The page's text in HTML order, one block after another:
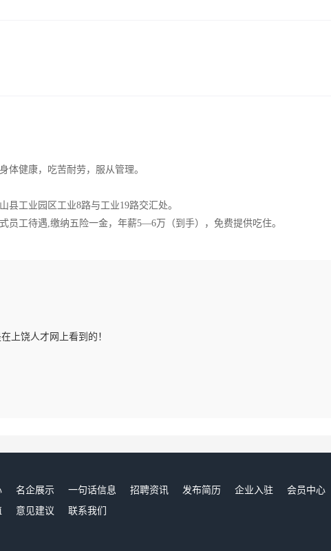
体健康，吃苦耐劳，服从管理。
县工业园区工业8路与工业19路交汇处。
员工待遇,缴纳五险一金，年薪5—6万（到手），免费提供吃住。
上饶人才网上看到的！
名企展示 一句话信息 招聘资讯 发布简历 企业入驻 会员中心
意见建议 联系我们